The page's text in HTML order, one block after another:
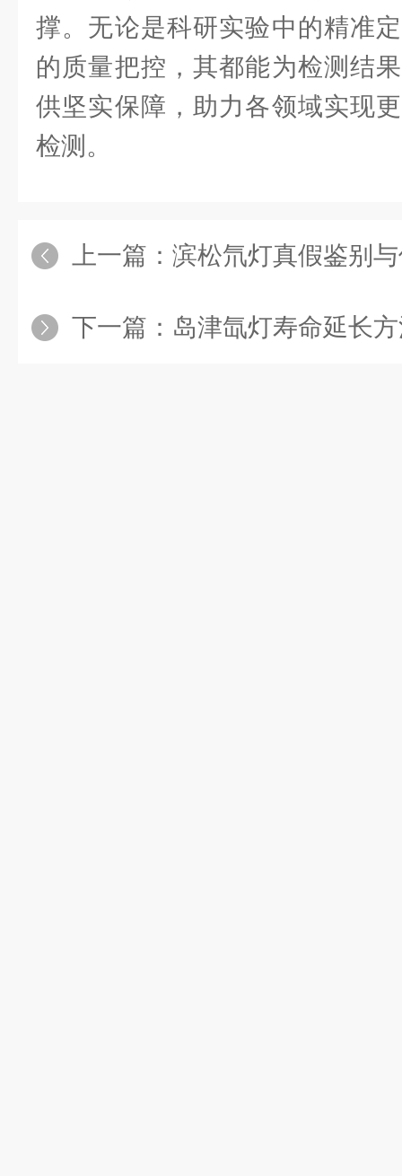
撑。无论是科研实验中的精准
的质量把控，其都能为检测结
供坚实保障，助力各领域实现
检测。
上一篇： 滨松氘灯真假鉴别
下一篇： 岛津氙灯寿命延长